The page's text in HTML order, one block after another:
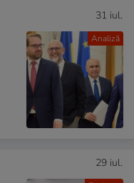
Analiză
31 iul.
29 iul.